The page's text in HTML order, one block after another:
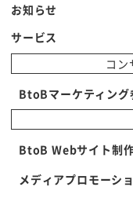
お知らせ
サービス
コン
BtoBマーケティング
BtoB Webサイト制
メディアプロモーシ